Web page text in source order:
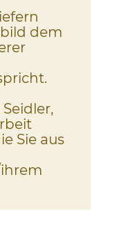
dem
Sie aus